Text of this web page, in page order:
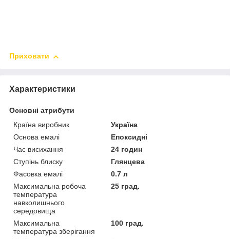
Приховати
Характеристики
Основні атрибути
Країна виробник
Україна
Основа емалі
Епоксидні
Час висихання
24 годин
Ступінь блиску
Глянцева
Фасовка емалі
0.7 л
Максимальна робоча
температура
навколишнього
середовища
25 град.
Максимальна
температура зберігання
100 град.